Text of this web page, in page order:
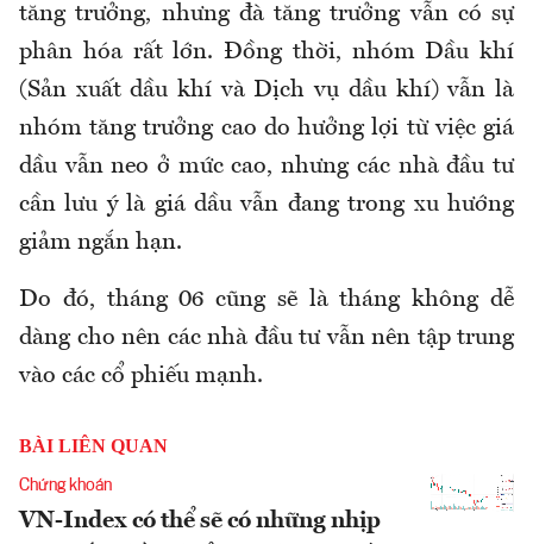
tăng trưởng, nhưng đà tăng trưởng vẫn có sự
phân hóa rất lớn. Đồng thời, nhóm Dầu khí
(Sản xuất dầu khí và Dịch vụ dầu khí) vẫn là
nhóm tăng trưởng cao do hưởng lợi từ việc giá
dầu vẫn neo ở mức cao, nhưng các nhà đầu tư
cần lưu ý là giá dầu vẫn đang trong xu hướng
giảm ngắn hạn.
Do đó, tháng 06 cũng sẽ là tháng không dễ
dàng cho nên các nhà đầu tư vẫn nên tập trung
vào các cổ phiếu mạnh.
BÀI LIÊN QUAN
Chứng khoán
VN-Index có thể sẽ có những nhịp